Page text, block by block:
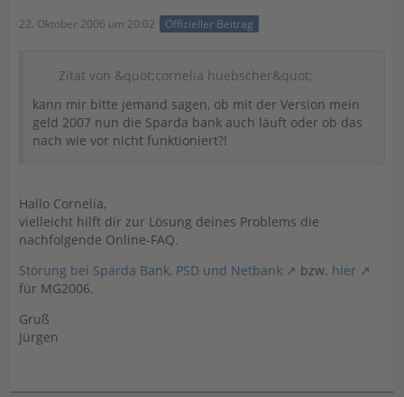
22. Oktober 2006 um 20:02 Offizieller Beitrag
Zitat von &quot;cornelia huebscher&quot;
kann mir bitte jemand sagen, ob mit der Version mein
geld 2007 nun die Sparda bank auch läuft oder ob das
nach wie vor nicht funktioniert?!
Hallo Cornelia,
vielleicht hilft dir zur Lösung deines Problems die
nachfolgende Online-FAQ.
Störung bei Sparda Bank, PSD und Netbank
bzw. hier
für MG2006.
Gruß
Jürgen